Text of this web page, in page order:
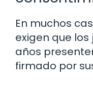
En muchos
exigen que los
años
firmado por